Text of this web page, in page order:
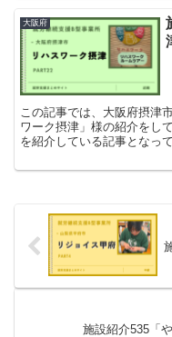
大阪府
この記事では、大阪府摂津
ワーク摂津」様の紹介をし
を紹介している記事となっ
施設紹介535「